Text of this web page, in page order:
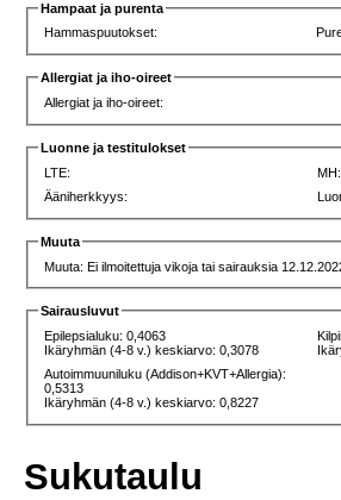
Hampaat ja purenta
Hammaspuutokset:
Allergiat ja iho-oireet
Allergiat ja iho-oireet:
Luonne ja testitulokset
LTE:
MH:
Ääniherkkyys:
Muuta
Muuta: Ei ilmoitettuja vikoja tai sairauksia
Sairausluvut
Epilepsialuku: 0,4063
Ikäryhmän (4-8 v.) keskiarvo: 0,3078
Autoimmuuniluku (Addison+KVT+Allergia):
0,5313
Ikäryhmän (4-8 v.) keskiarvo: 0,8227
Sukutaulu